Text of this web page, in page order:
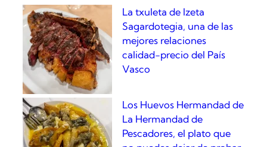
y
g
a
m
b
a
s
d
e
l
La txuleta de Izeta
Sagardotegia, una de las
mejores relaciones
calidad-precio del País
Vasco
Los Huevos Hermandad de
La Hermandad de
Pescadores, el plato que